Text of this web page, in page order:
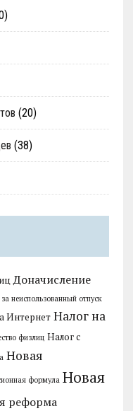
(20)
(38)
Доначисление
неиспользованный отпуск
Интернет Налог на
физлиц Налог с
Новая
формула Новая
реформа